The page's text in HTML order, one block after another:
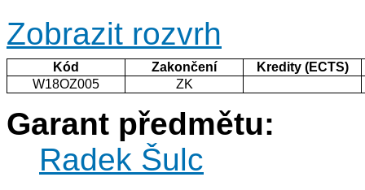
Zobrazit rozvrh
Kód Zakončení
Kredity (ECTS)
W18OZ005
ZK
Garant předmětu:
Radek Šulc